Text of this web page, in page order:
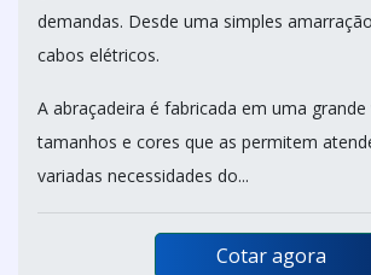
demandas. Desde uma simples
cabos elétricos.
A abraçadeira é fabricada em uma grande
tamanhos e cores que as permitem
variadas necessidades do...
Cotar agora